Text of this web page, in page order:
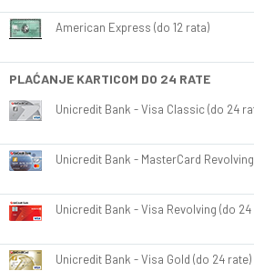
American Express (do 12 rata)
PLAĆANJE KARTICOM DO 24 RATE
Unicredit Bank - Visa Classic (do 24
Unicredit Bank - MasterCard
Unicredit Bank - Visa Revolving (do 24
Unicredit Bank - Visa Gold (do 24 rate)